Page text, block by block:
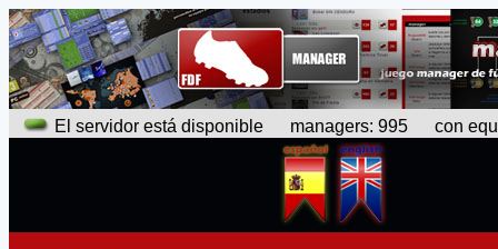
El servidor está disponible managers: 995 con